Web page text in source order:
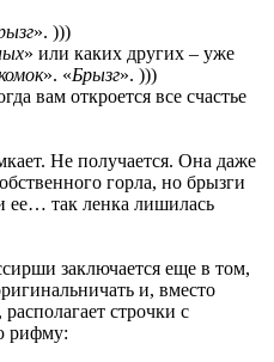
». )))
» или каких других – уже
». «Брызг». )))
вам откроется все счастье
Не получается. Она даже
горла, но брызги
ее… так ленка лишилась
заключается еще в том,
и, вместо
строчки с
рифму: